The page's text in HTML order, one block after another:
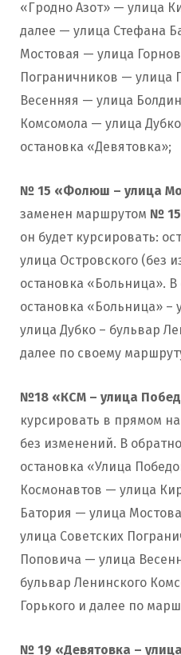
«Гродно Азот» — улица
далее — улица Стефана
Мостовая — улица
Пограничников — улица
Весенняя — улица
Комсомола — улица
остановка «Девятовка»;
№ 15 «Фолюш – улица
заменен маршрутом №
он будет курсировать:
улица Островского (без
остановка «Больница».
остановка «Больница» –
улица Дубко – бульвар
далее по своему
№18 «КСМ – улица
курсировать в прямом
без изменений. В
остановка «Улица
Космонавтов — улица
Батория — улица
улица Советских
Поповича — улица
бульвар Ленинского
Горького и далее по
№ 19 «Девятовка –